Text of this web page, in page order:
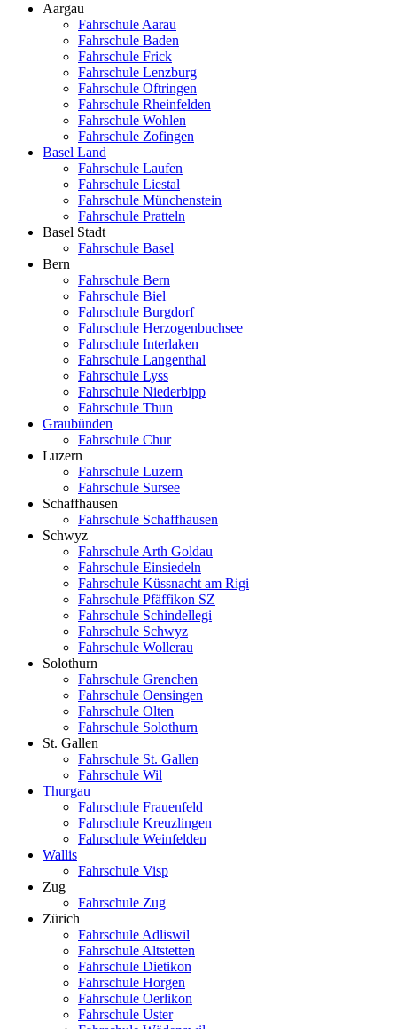
Aargau
Fahrschule Aarau
Fahrschule Baden
Fahrschule Frick
Fahrschule Lenzburg
Fahrschule Oftringen
Fahrschule Rheinfelden
Fahrschule Wohlen
Fahrschule Zofingen
Basel Land
Fahrschule Laufen
Fahrschule Liestal
Fahrschule Münchenstein
Fahrschule Pratteln
Basel Stadt
Fahrschule Basel
Bern
Fahrschule Bern
Fahrschule Biel
Fahrschule Burgdorf
Fahrschule Herzogenbuchsee
Fahrschule Interlaken
Fahrschule Langenthal
Fahrschule Lyss
Fahrschule Niederbipp
Fahrschule Thun
Graubünden
Fahrschule Chur
Luzern
Fahrschule Luzern
Fahrschule Sursee
Schaffhausen
Fahrschule Schaffhausen
Schwyz
Fahrschule Arth Goldau
Fahrschule Einsiedeln
Fahrschule Küssnacht am Rigi
Fahrschule Pfäffikon SZ
Fahrschule Schindellegi
Fahrschule Schwyz
Fahrschule Wollerau
Solothurn
Fahrschule Grenchen
Fahrschule Oensingen
Fahrschule Olten
Fahrschule Solothurn
St. Gallen
Fahrschule St. Gallen
Fahrschule Wil
Thurgau
Fahrschule Frauenfeld
Fahrschule Kreuzlingen
Fahrschule Weinfelden
Wallis
Fahrschule Visp
Zug
Fahrschule Zug
Zürich
Fahrschule Adliswil
Fahrschule Altstetten
Fahrschule Dietikon
Fahrschule Horgen
Fahrschule Oerlikon
Fahrschule Uster